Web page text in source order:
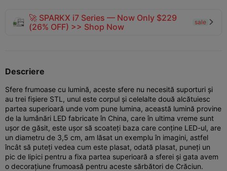
🚀 SPARKX i7 Series — Now Only $229
(26% OFF) >> Shop Now
sale 
Descriere
Sfere frumoase cu lumină, aceste sfere nu necesită suporturi și
au trei fișiere STL, unul este corpul și celelalte două alcătuiesc
partea superioară unde vom pune lumina, această lumină provine
de la lumânări LED fabricate în China, care în ultima vreme sunt
ușor de găsit, este ușor să scoateți baza care conține LED-ul, are
un diametru de 3,5 cm, am lăsat un exemplu în imagini, astfel
încât să puteți vedea cum este plasat, odată plasat, puneți un
pic de lipici pentru a fixa partea superioară a sferei și gata avem
o decorațiune frumoasă pentru aceste sărbători de Crăciun.